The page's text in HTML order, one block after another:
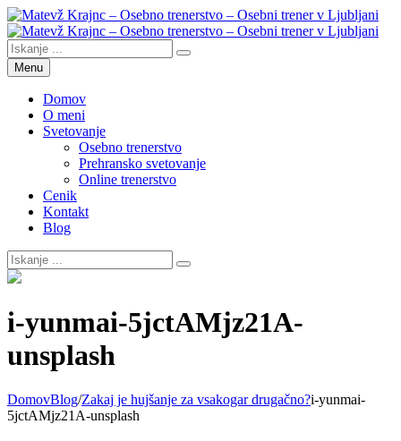
Skip
to
content
Matevž Krajnc – Osebno trenerstvo – Osebni trener v Ljubljani
Osebno trenerstvo
Search
Search
Search
for:Menu
Domov
O meni
Svetovanje
Osebno trenerstvo
Prehransko svetovanje
Online trenerstvo
Cenik
Kontakt
Blog
Search
for:
Overlay
i-yunmai-5jctAMjz21A-
unsplash
DomovBlog/Zakaj je hujšanje za vsakogar drugačno?i-yunmai-
5jctAMjz21A-unsplash